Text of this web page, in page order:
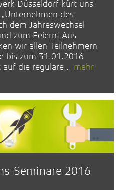
Düsseldorf kürt uns
des
dem Jahreswechsel
zum Feiern! Aus
wir allen Teilnehmern
bis zum 31.01.2016
die reguläre... mehr
Seminare 2016